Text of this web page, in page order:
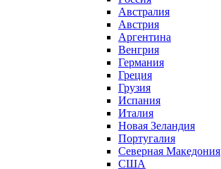
Австралия
Австрия
Аргентина
Венгрия
Германия
Греция
Грузия
Испания
Италия
Новая Зеландия
Португалия
Северная Македония
США